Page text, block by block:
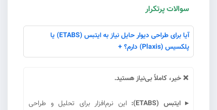
سوالات پرتکرار
آیا برای طراحی دیوار حایل نیاز به ایتبس (ETABS) یا
پلکسیس (Plaxis) دارم؟ +
❌ خیر، کاملاً بی‌نیاز هستید.
▸ ایتبس (ETABS):
این نرم‌افزار برای تحلیل و طراحی